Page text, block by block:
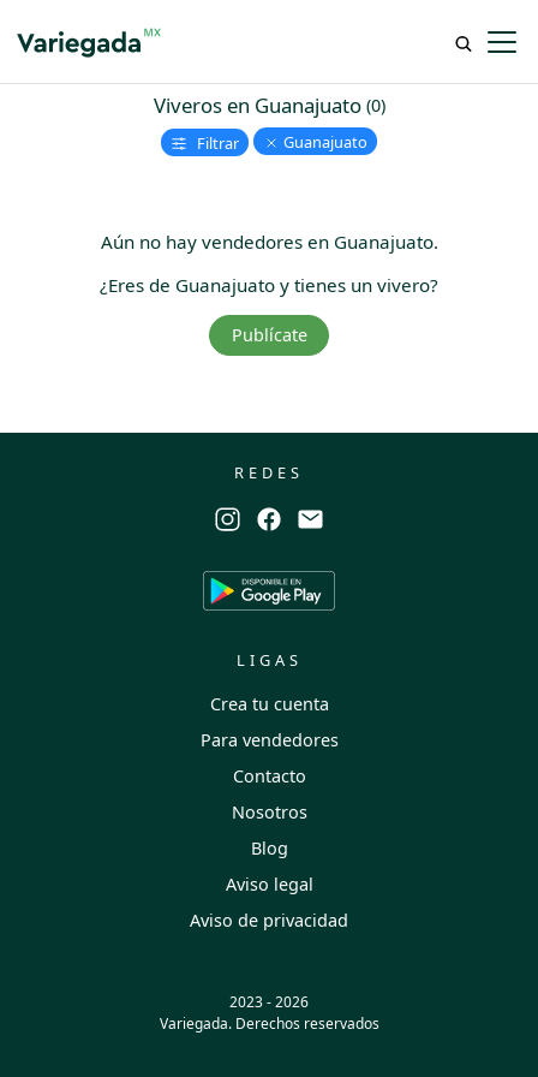
Viverosen Guanajuato (0)
Aún no hay vendedores en Guanajuato.
¿Eres de Guanajuato y tienes un vivero?
Publícate
Filtrar Guanajuato
REDES
LIGAS
Crea tu cuenta
Para vendedores
Contacto
Nosotros
Blog
Aviso legal
Aviso de privacidad
2023 - 2026
Variegada. Derechos reservados